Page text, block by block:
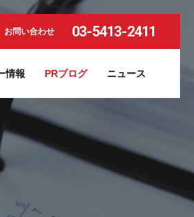
情報 PRブログ ニュース
お問い合わせ 03-5413-2411